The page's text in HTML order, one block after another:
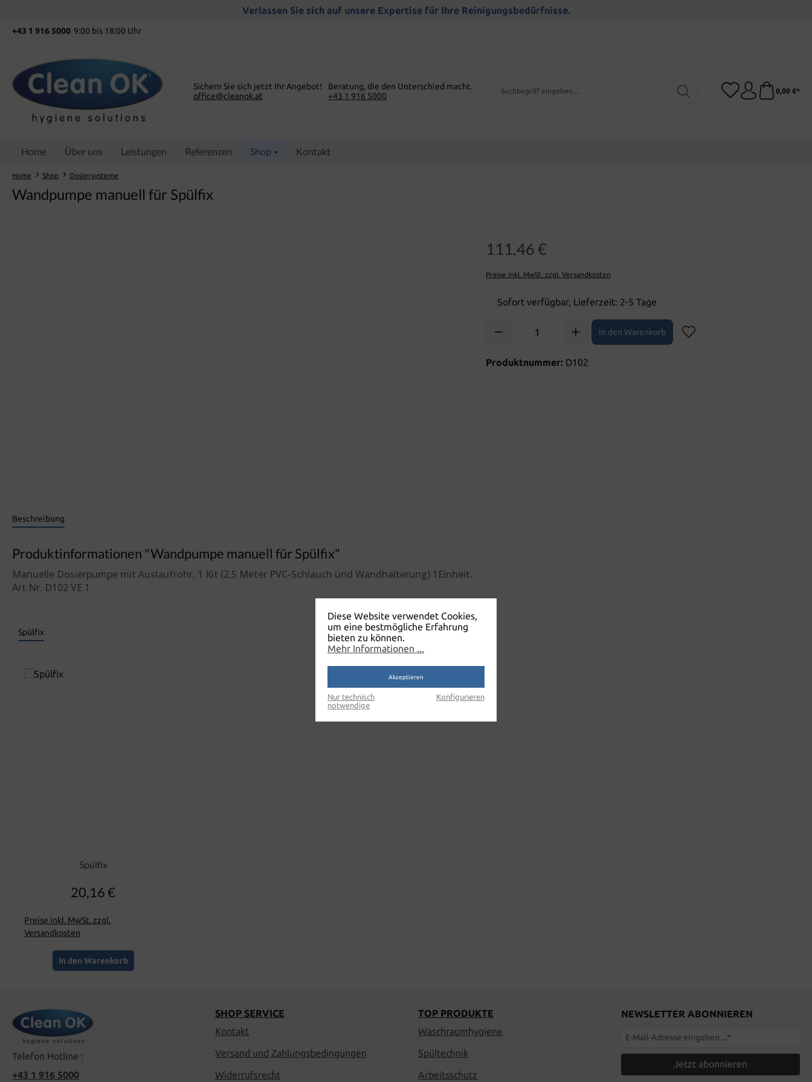
Verlassen Sie sich auf unsere Expertise für Ihre Reinigungsbedürfnisse.
+43 1 916 5000 9:00 bis 18:00 Uhr
Sichern Sie sich jetzt Ihr Angebot!
office@cleanok.at
Beratung, die den Unterschied macht.
+43 1 916 5000
0,00 €*
Home Über uns Leistungen Referenzen Shop Kontakt
Home Shop Dosiersysteme
Wandpumpe manuell für Spülfix
111,46 €
Preise inkl. MwSt. zzgl. Versandkosten
Sofort verfügbar, Lieferzeit: 2-5 Tage
Produkt Anzahl: Gib den gewünschten Wert ein oder benutze die
In den Warenkorb
Produktnummer: D102
Beschreibung
Produktinformationen "Wandpumpe manuell für Spülfix"
Manuelle Dosierpumpe mit Auslaufrohr, 1 Kit (2,5 Meter PVC-Schlauch und Wandhalterung) 1Einheit.
Art.Nr. D102 VE 1
Spülfix
Spülfix
Regulärer Preis:
20,16 €
Preise inkl. MwSt. zzgl.
Versandkosten
In den Warenkorb
Telefon Hotline :
+43 1 916 5000
SHOP SERVICE
Kontakt
Versand und Zahlungsbedingungen
Widerrufsrecht
TOP PRODUKTE
Waschraumhygiene
Spültechnik
Arbeitsschutz
NEWSLETTER ABONNIEREN
Jetzt abonnieren
Diese Website verwendet Cookies,
um eine bestmögliche Erfahrung
bieten zu können.
Mehr Informationen ...
Akzeptieren
Nur technisch
notwendige
Konfigurieren